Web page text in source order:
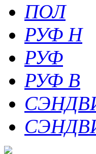
ПОЛ
РУФ Н
РУФ
РУФ В